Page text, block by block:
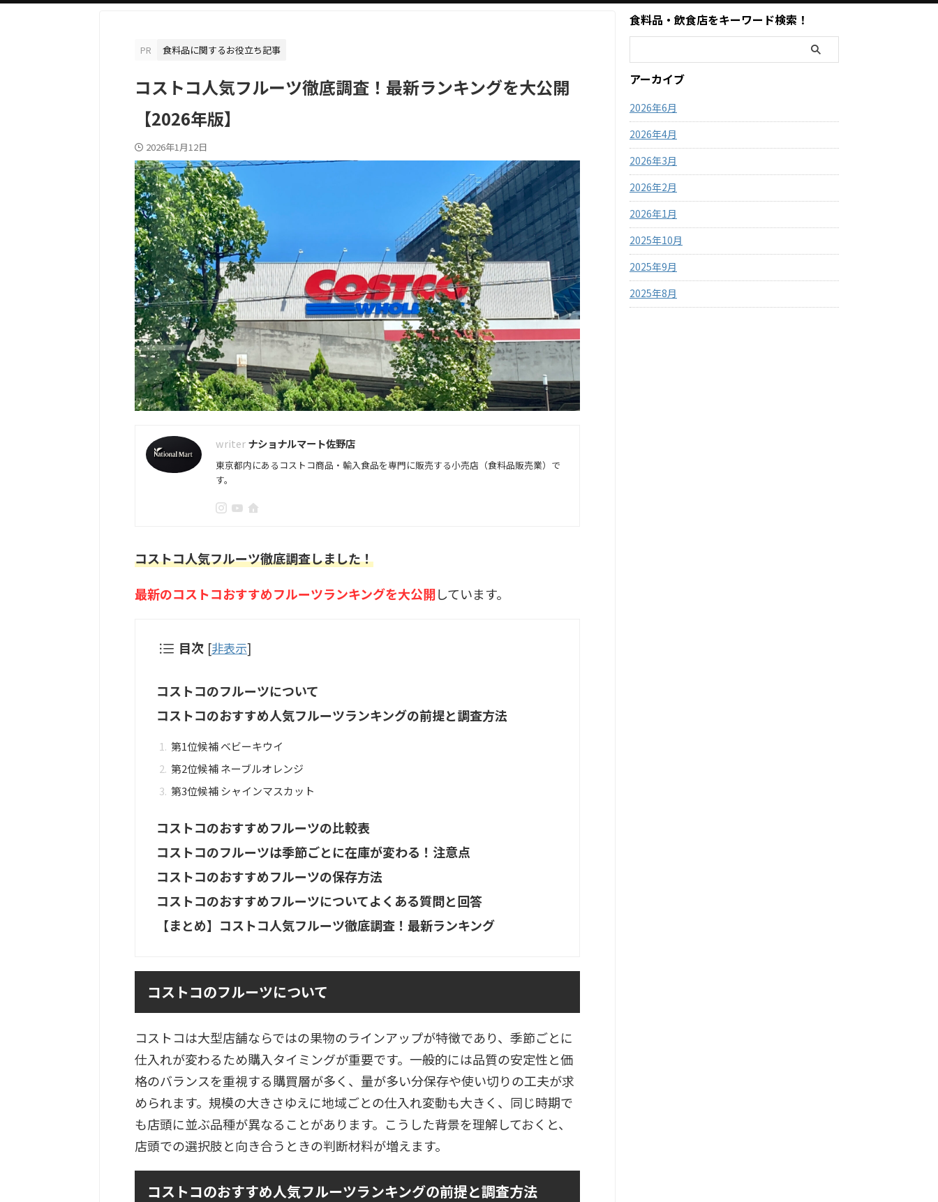
PR 食料品に関するお役立ち記事
コストコ人気フルーツ徹底調査！最新ランキングを大公開
【2026年版】
2026年1月12日
ナショナルマート佐野店
東京都内にあるコストコ商品・輸入食品を専門に販売する小売店（食料品販売業）で
す。
コストコ人気フルーツ徹底調査しました！
最新のコストコおすすめフルーツランキングを大公開しています。
目次 [非表示]
コストコのフルーツについて
コストコのおすすめ人気フルーツランキングの前提と調査方法
第1位候補 ベビーキウイ
第2位候補 ネーブルオレンジ
第3位候補 シャインマスカット
コストコのおすすめフルーツの比較表
コストコのフルーツは季節ごとに在庫が変わる！注意点
コストコのおすすめフルーツの保存方法
コストコのおすすめフルーツについてよくある質問と回答
【まとめ】コストコ人気フルーツ徹底調査！最新ランキング
コストコのフルーツについて
コストコは大型店舗ならではの果物のラインアップが特徴であり、季節ごとに
仕入れが変わるため購入タイミングが重要です。一般的には品質の安定性と価
格のバランスを重視する購買層が多く、量が多い分保存や使い切りの工夫が求
められます。規模の大きさゆえに地域ごとの仕入れ変動も大きく、同じ時期で
も店頭に並ぶ品種が異なることがあります。こうした背景を理解しておくと、
店頭での選択肢と向き合うときの判断材料が増えます。
コストコのおすすめ人気フルーツランキングの前提と調査方法
食料品・飲食店をキーワード検索！
アーカイブ
2026年6月
2026年4月
2026年3月
2026年2月
2026年1月
2025年10月
2025年9月
2025年8月